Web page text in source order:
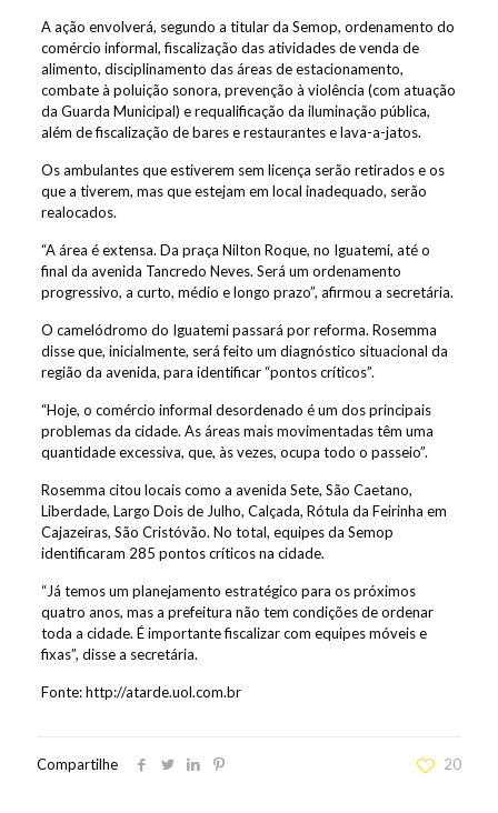
A ação envolverá, segundo a titular da Semop, ordenamento do
comércio informal, fiscalização das atividades de venda de
alimento, disciplinamento das áreas de estacionamento,
combate à poluição sonora, prevenção à violência (com atuação
da Guarda Municipal) e requalificação da iluminação pública,
além de fiscalização de bares e restaurantes e lava-a-jatos.
Os ambulantes que estiverem sem licença serão retirados e os
que a tiverem, mas que estejam em local inadequado, serão
realocados.
“A área é extensa. Da praça Nilton Roque, no Iguatemi, até o
final da avenida Tancredo Neves. Será um ordenamento
progressivo, a curto, médio e longo prazo”, afirmou a secretária.
O camelódromo do Iguatemi passará por reforma. Rosemma
disse que, inicialmente, será feito um diagnóstico situacional da
região da avenida, para identificar “pontos críticos”.
“Hoje, o comércio informal desordenado é um dos principais
problemas da cidade. As áreas mais movimentadas têm uma
quantidade excessiva, que, às vezes, ocupa todo o passeio”.
Rosemma citou locais como a avenida Sete, São Caetano,
Liberdade, Largo Dois de Julho, Calçada, Rótula da Feirinha em
Cajazeiras, São Cristóvão. No total, equipes da Semop
identificaram 285 pontos críticos na cidade.
“Já temos um planejamento estratégico para os próximos
quatro anos, mas a prefeitura não tem condições de ordenar
toda a cidade. É importante fiscalizar com equipes móveis e
fixas”, disse a secretária.
Fonte: http://atarde.uol.com.br
Compartilhe 20